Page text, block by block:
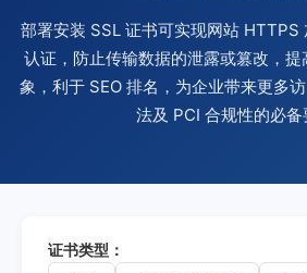
部署安装 SSL 证书可实现网站 HTTPS
认证，防止传输数据的泄露或篡改，
象，利于 SEO 排名，为企业带来更多
法及 PCI 合规性的必备
证书类型：